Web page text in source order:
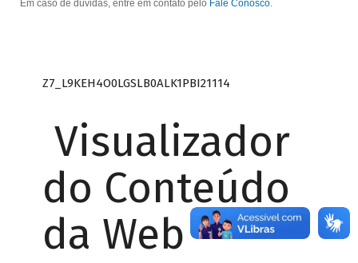
Em caso de dúvidas, entre em contato pelo Fale Conosco.
Z7_L9KEH4O0LGSLB0ALK1PBI21114
Visualizador
do Conteúdo
da Web